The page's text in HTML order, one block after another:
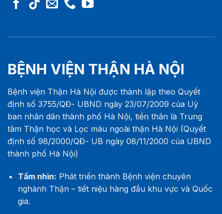
BỆNH VIỆN THẬN HÀ NỘI
Bệnh viện Thận Hà Nội được thành lập theo Quyết
định số 3755/QĐ- UBND ngày 23/07/2009 của Uỷ
ban nhân dân thành phố Hà Nội, tiền thân là Trung
tâm Thận học và Lọc máu ngoài thận Hà Nội (Quyết
định số 98/2000/QĐ- UB ngày 08/11/2000 của UBND
thành phố Hà Nội)
Tầm nhìn: Phát triển thành Bệnh viện chuyên
nghành Thận – tiết niệu hàng đầu khu vực và Quốc
gia.